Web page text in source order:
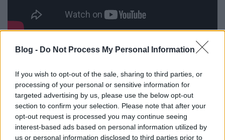
Blog - Do Not Process My Personal Information
If you wish to opt-out of the sale, sharing to third parties, or
processing of your personal or sensitive information for
targeted advertising by us, please use the below opt-out
section to confirm your selection. Please note that after your
opt-out request is processed you may continue seeing
interest-based ads based on personal information utilized by
us or personal information disclosed to third parties prior to
Tömören összefoglalva Cory Finley bemutatkozó
képzeletbeli John Hughes-forgatókönyvet írt volna
Sophia Coppola részére. Egy nagyon jómódú
connecticuti környéken vagyunk, hermetikusan
elzárva a világ lepukkantabb részeitől. A hűs
erdőszélen hatalmas házak, a márványpadlón rideg
fény csillog. Labirintusszerű mauzóleumokban